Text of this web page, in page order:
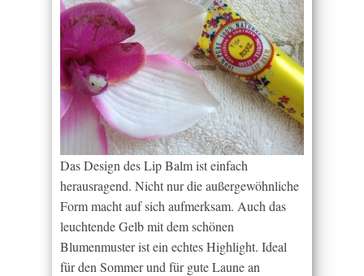
Das Design des Lip Balm ist einfach
herausragend. Nicht nur die außergewöhnliche
Form macht auf sich aufmerksam. Auch das
leuchtende Gelb mit dem schönen
Blumenmuster ist ein echtes Highlight. Ideal
für den Sommer und für gute Laune an